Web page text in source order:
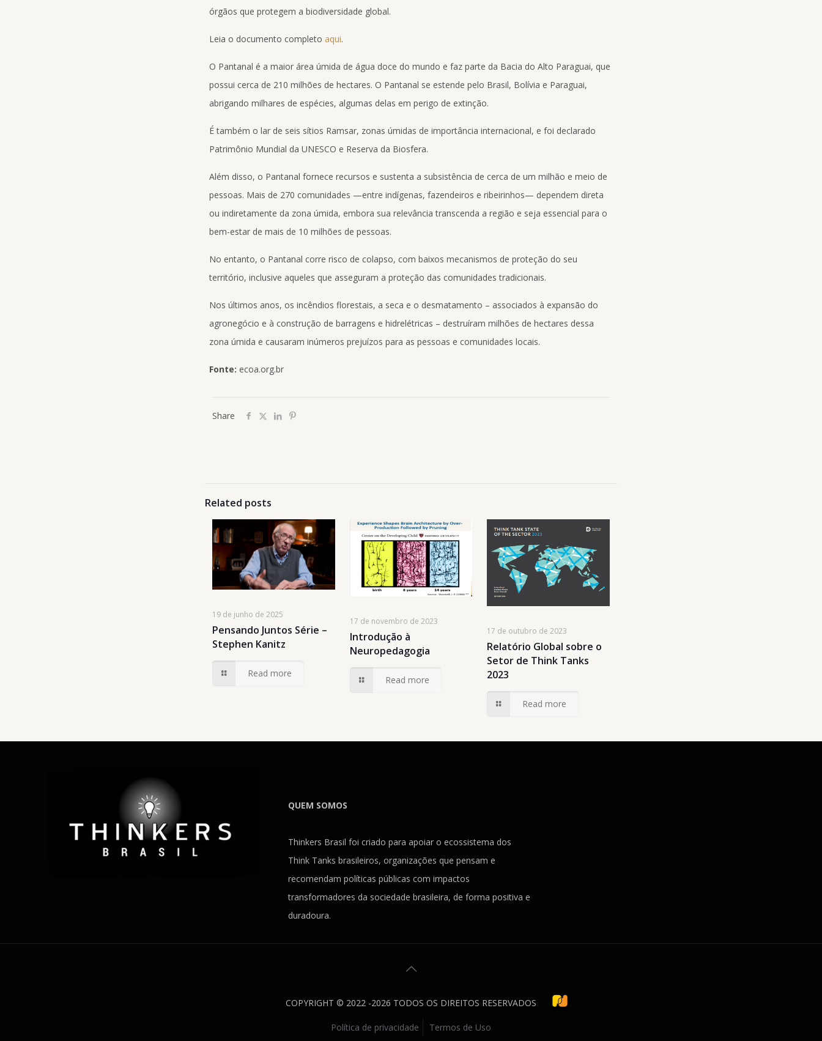
órgãos que protegem a biodiversidade global.
Leia o documento completo aqui.
O Pantanal é a maior área úmida de água doce do mundo e faz parte da Bacia do Alto Paraguai, que
possui cerca de 210 milhões de hectares. O Pantanal se estende pelo Brasil, Bolívia e Paraguai,
abrigando milhares de espécies, algumas delas em perigo de extinção.
É também o lar de seis sítios Ramsar, zonas úmidas de importância internacional, e foi declarado
Patrimônio Mundial da UNESCO e Reserva da Biosfera.
Além disso, o Pantanal fornece recursos e sustenta a subsistência de cerca de um milhão e meio de
pessoas. Mais de 270 comunidades —entre indígenas, fazendeiros e ribeirinhos— dependem direta
ou indiretamente da zona úmida, embora sua relevância transcenda a região e seja essencial para o
bem-estar de mais de 10 milhões de pessoas.
No entanto, o Pantanal corre risco de colapso, com baixos mecanismos de proteção do seu
território, inclusive aqueles que asseguram a proteção das comunidades tradicionais.
Nos últimos anos, os incêndios florestais, a seca e o desmatamento – associados à expansão do
agronegócio e à construção de barragens e hidrelétricas – destruíram milhões de hectares dessa
zona úmida e causaram inúmeros prejuízos para as pessoas e comunidades locais.
Fonte: ecoa.org.br
Share
Related posts
19 de junho de 2025
Pensando Juntos Série –
Stephen Kanitz
Read more
17 de novembro de 2023
Introdução à
Neuropedagogia
Read more
17 de outubro de 2023
Relatório Global sobre o
Setor de Think Tanks
2023
Read more
QUEM SOMOS
Thinkers Brasil foi criado para apoiar o ecossistema dos
Think Tanks brasileiros, organizações que pensam e
recomendam políticas públicas com impactos
transformadores da sociedade brasileira, de forma positiva e
duradoura.
COPYRIGHT © 2022 -2026 TODOS OS DIREITOS RESERVADOS
Política de privacidade Termos de Uso